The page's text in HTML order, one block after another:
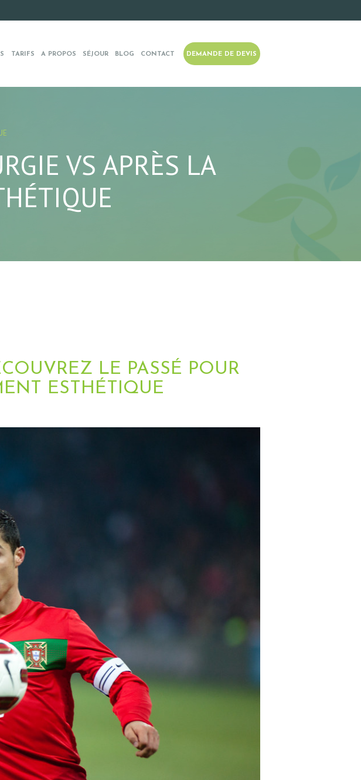
TARIFS A PROPOS SÉJOUR BLOG CONTACT DEMANDE DE DEVIS
VS APRÈS LA
LE PASSÉ POUR
ESTHÉTIQUE